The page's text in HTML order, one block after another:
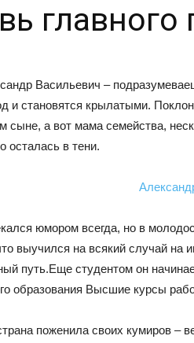
Васильевич –
и становятся крылатыми.
сыне, а вот мама семейства,
осталась в тени.
юмором всегда, но в
выучился на всякий случай на
путь.Еще студентом он
образования Высшие курсы
поженила своих кумиров